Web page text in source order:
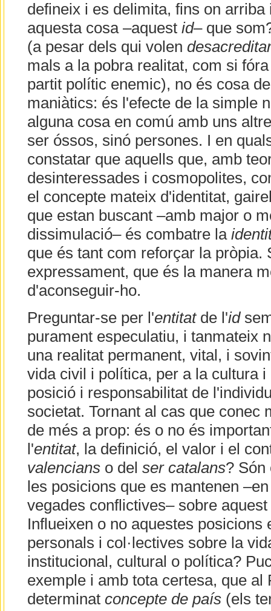
defineix i es delimita, fins on arriba
aquesta cosa –aquest id– que
(a pesar dels qui volen
mals a la pobra realitat, com si
partit polític enemic), no és cosa
maniàtics: és l'efecte de la simple
alguna cosa en comú amb uns
ser óssos, sinó persones. I en
constatar que aquells que, amb
desinteressades i cosmopolites,
el concepte mateix d'identitat,
que estan buscant –amb major o
dissimulació– és combatre la
que és tant com reforçar la pròpia.
expressament, que és la manera
d'aconseguir-ho.
Preguntar-se per l'entitatde l'id
purament especulatiu, i tanmateix
una realitat permanent, vital, i
vida civil i política, per a la cultura
posició i responsabilitat de
societat. Tornant al cas que conec
de més a prop: és o no és
l'entitat, la definició, el valor i el
valencianso del ser catalans? Són
les posicions que es mantenen
vegades conflictives– sobre aquest
Influeixen o no aquestes posicions
personals i col·lectives sobre la
institucional, cultural o política?
exemple i amb tota certesa, que al
determinat concepte de país(els